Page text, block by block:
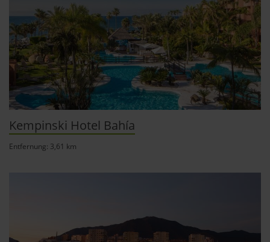
Kempinski Hotel Bahía
Entfernung: 3,61 km